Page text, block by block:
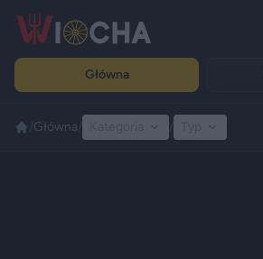
Główna
Główna